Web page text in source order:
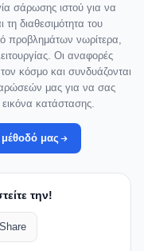
σάρωσης ιστού για να
διαθεσιμότητα του
προβλημάτων νωρίτερα,
Οι αναφορές
κόσμο και συνδυάζονται
μας για να σας
κατάστασης.
μέθοδό μας
την!